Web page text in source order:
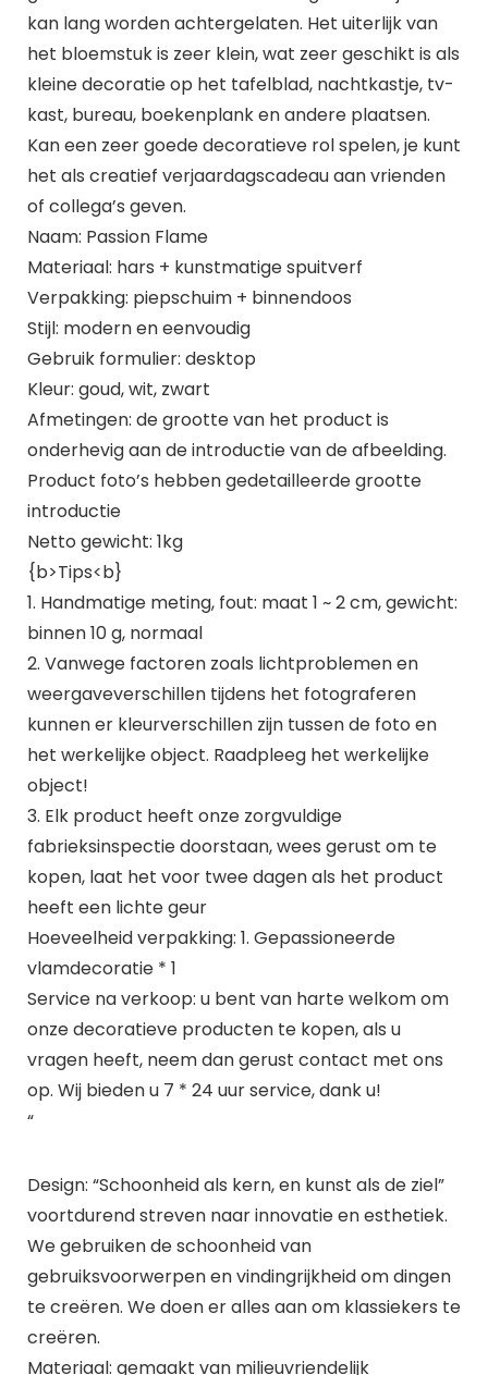
kan lang worden achtergelaten. Het uiterlijk van
het bloemstuk is zeer klein, wat zeer geschikt is als
kleine decoratie op het tafelblad, nachtkastje, tv-
kast, bureau, boekenplank en andere plaatsen.
Kan een zeer goede decoratieve rol spelen, je kunt
het als creatief verjaardagscadeau aan vrienden
of collega’s geven.
Naam: Passion Flame
Materiaal: hars + kunstmatige spuitverf
Verpakking: piepschuim + binnendoos
Stijl: modern en eenvoudig
Gebruik formulier: desktop
Kleur: goud, wit, zwart
Afmetingen: de grootte van het product is
onderhevig aan de introductie van de afbeelding.
Product foto’s hebben gedetailleerde grootte
introductie
Netto gewicht: 1kg
{b>Tips<b}
1. Handmatige meting, fout: maat 1 ~ 2 cm, gewicht:
binnen 10 g, normaal
2. Vanwege factoren zoals lichtproblemen en
weergaveverschillen tijdens het fotograferen
kunnen er kleurverschillen zijn tussen de foto en
het werkelijke object. Raadpleeg het werkelijke
object!
3. Elk product heeft onze zorgvuldige
fabrieksinspectie doorstaan, wees gerust om te
kopen, laat het voor twee dagen als het product
heeft een lichte geur
Hoeveelheid verpakking: 1. Gepassioneerde
vlamdecoratie * 1
Service na verkoop: u bent van harte welkom om
onze decoratieve producten te kopen, als u
vragen heeft, neem dan gerust contact met ons
op. Wij bieden u 7 * 24 uur service, dank u!
“
Design: “Schoonheid als kern, en kunst als de ziel”
voortdurend streven naar innovatie en esthetiek.
We gebruiken de schoonheid van
gebruiksvoorwerpen en vindingrijkheid om dingen
te creëren. We doen er alles aan om klassiekers te
creëren.
Materiaal: gemaakt van milieuvriendelijk